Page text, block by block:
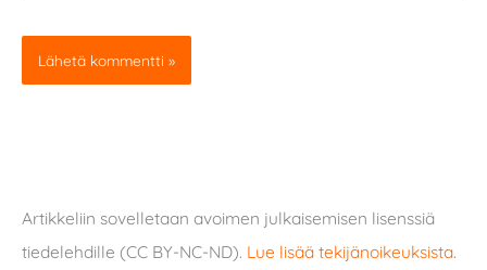
Artikkeliin sovelletaan avoimen julkaisemisen lisenssiä
tiedelehdille (CC BY-NC-ND). Lue lisää tekijänoikeuksista.